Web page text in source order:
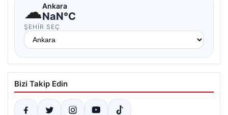
☁Ankara
NaN°C
ŞEHIR SEÇ
Bizi Takip Edin